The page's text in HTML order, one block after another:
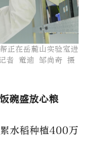
正在岳麓山实验室进
者 童迪 邹尚奇 摄
碗盛放心粮
水稻种植400万